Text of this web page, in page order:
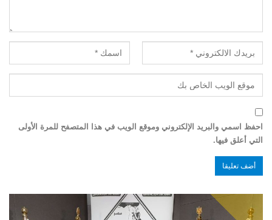
احفظ اسمي والبريد الإلكتروني وموقع الويب في هذا المتصفح للمرة الأولى
التي أعلق فيها.